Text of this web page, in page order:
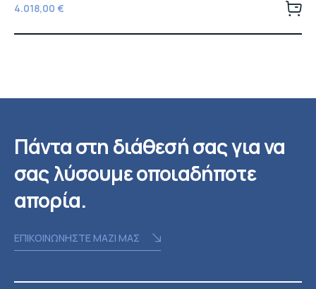
4.018,00 €
Πάντα στη διάθεσή σας για να
σας λύσουμε οποιαδήποτε
απορία.
ΕΠΙΚΟΙΝΩΝΗΣΤΕ ΜΑΖΙ ΜΑΣ